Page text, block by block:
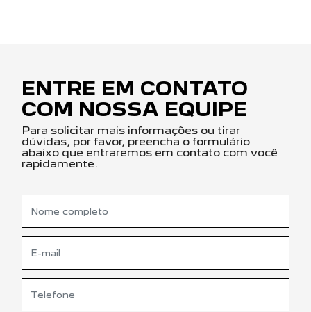
ENTRE EM CONTATO
COM NOSSA EQUIPE
Para solicitar mais informações ou tirar
dúvidas, por favor, preencha o formulário
abaixo que entraremos em contato com você
rapidamente.